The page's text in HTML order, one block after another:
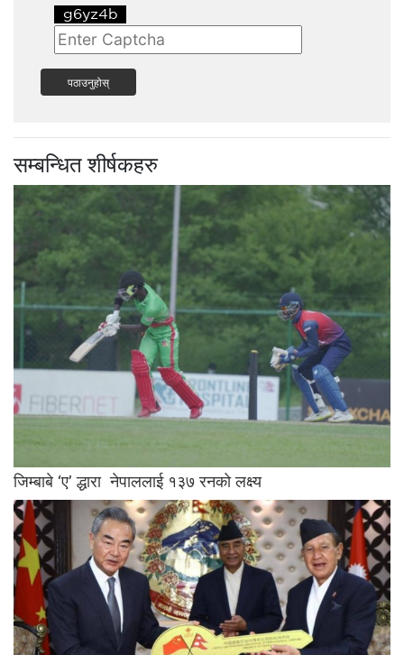
पठाउनुहोस्
सम्बन्धित शीर्षकहरु
जिम्बाबे ‘ए’ द्धारा नेपाललाई १३७ रनको लक्ष्य